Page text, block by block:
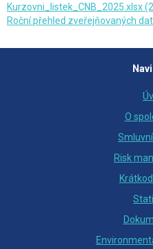
Kurzovni_listek_CNB_2025.xlsx
Roční přehled zveřejňovaných
O
Risk